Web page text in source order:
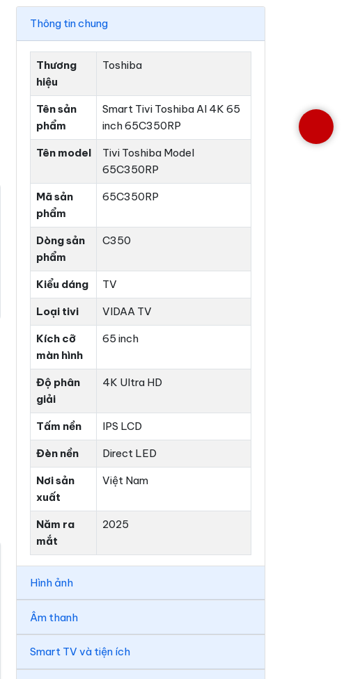
Thông tin chung
Thương
hiệu
Toshiba
Tên sản
phẩm
Smart Tivi Toshiba AI 4K 65
inch 65C350RP
Tên model
Tivi Toshiba Model
65C350RP
Mã sản
phẩm
65C350RP
Dòng sản
phẩm
C350
Kiểu dáng TV
Loại tivi VIDAA TV
Kích cỡ
màn hình
65 inch
Độ phân
giải
4K Ultra HD
Tấm nền IPS LCD
Đèn nền Direct LED
Nơi sản
xuất
Việt Nam
Năm ra
mắt
2025
Hình ảnh
Âm thanh
Smart TV và tiện ích